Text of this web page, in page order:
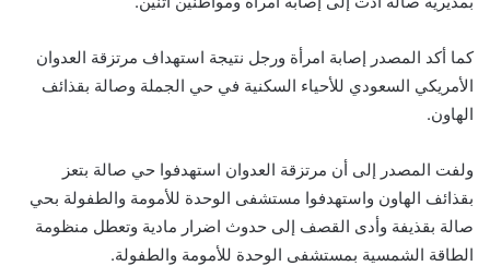
كما أكد المصدر إصابة امرأة ورجل نتيجة استهداف مرتزقة العدوان
الأمريكي السعودي للأحياء السكنية في حي الجملة وصالة بقذائف
الهاون.
ولفت المصدر إلى أن مرتزقة العدوان استهدفوا حي صالة بتعز
بقذائف الهاون واستهدفوا مستشفى الوحدة للأمومة والطفولة بحي
صالة بقذيفة وأدى القصف إلى حدوث اضرار مادية وتعطل منظومة
الطاقة الشمسية بمستشفى الوحدة للأمومة والطفولة.